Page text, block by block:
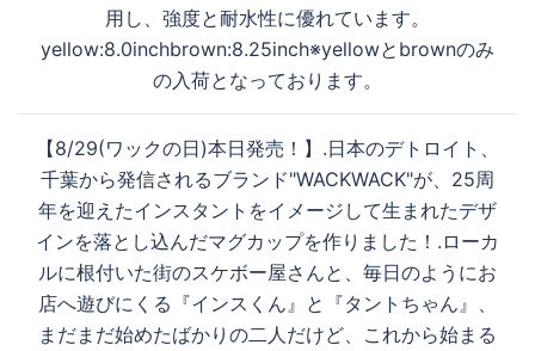
ン
用し、強度と耐水性に優れています。
yellow:8.0inchbrown:8.25inch※yellowとbrownのみ
の入荷となっております。
【8/29(ワックの日)本日発売！】.日本のデトロイト、
千葉から発信されるブランド"WACKWACK"が、25周
年を迎えたインスタントをイメージして生まれたデザ
インを落とし込んだマグカップを作りました！.ローカ
ルに根付いた街のスケボー屋さんと、毎日のようにお
店へ遊びにくる『インスくん』と『タントちゃん』、
まだまだ始めたばかりの二人だけど、これから始まる